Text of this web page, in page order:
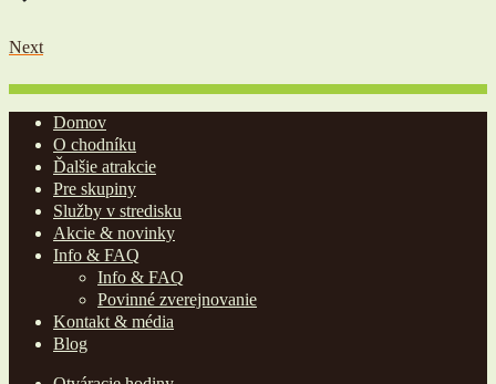
Next
Domov
O chodníku
Ďalšie atrakcie
Pre skupiny
Služby v stredisku
Akcie & novinky
Info & FAQ
Info & FAQ
Povinné zverejnovanie
Kontakt & média
Blog